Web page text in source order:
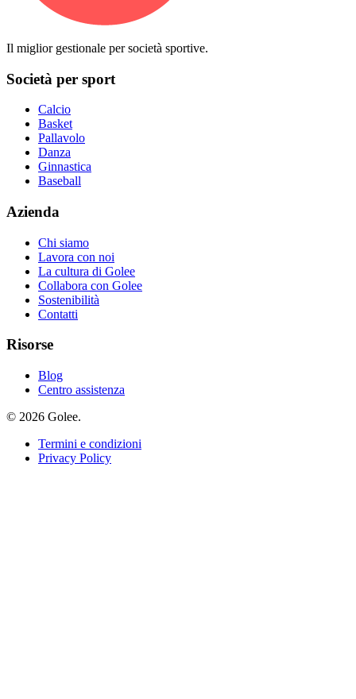
Il miglior gestionale per società sportive.
Società per sport
Calcio
Basket
Pallavolo
Danza
Ginnastica
Baseball
Azienda
Chi siamo
Lavora con noi
La cultura di Golee
Collabora con Golee
Sostenibilità
Contatti
Risorse
Blog
Centro assistenza
© 2026 Golee.
Termini e condizioni
Privacy Policy